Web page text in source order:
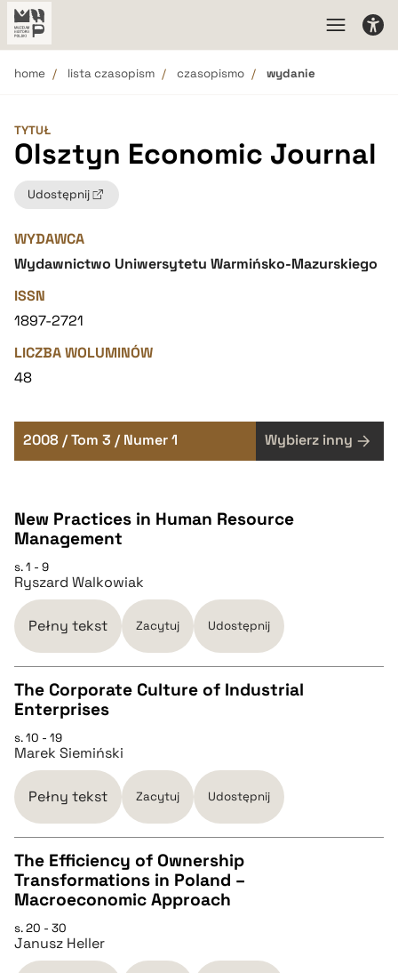
home lista czasopism czasopismo wydanie
TYTUŁ
Olsztyn Economic Journal
Udostępnij
WYDAWCA
Wydawnictwo Uniwersytetu Warmińsko-Mazurskiego
ISSN
1897-2721
LICZBA WOLUMINÓW
48
2008 / Tom 3 / Numer 1 Wybierz inny
New Practices in Human Resource
Management
s. 1 - 9
Ryszard Walkowiak
Pełny tekst Zacytuj Udostępnij
CZYSTY TEKST
pobierz cytat
BIBTEX
pobierz cytat
The Corporate Culture of Industrial
Enterprises
s. 10 - 19
Marek Siemiński
Pełny tekst Zacytuj Udostępnij
CZYSTY TEKST
pobierz cytat
The Efficiency of Ownership
Transformations in Poland –
Macroeconomic Approach
s. 20 - 30
Janusz Heller